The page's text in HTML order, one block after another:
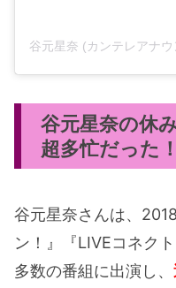
谷元星奈の休
超多忙だった！
谷元星奈さんは、
ン！』『LIVEコネク
多数の番組に出演し、